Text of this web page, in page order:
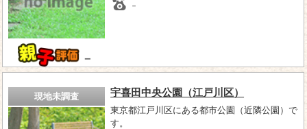
－
－
現地未調査 宇喜田中央公園（江戸川区）
東京都江戸川区にある都市公園（近隣公園）で
す。